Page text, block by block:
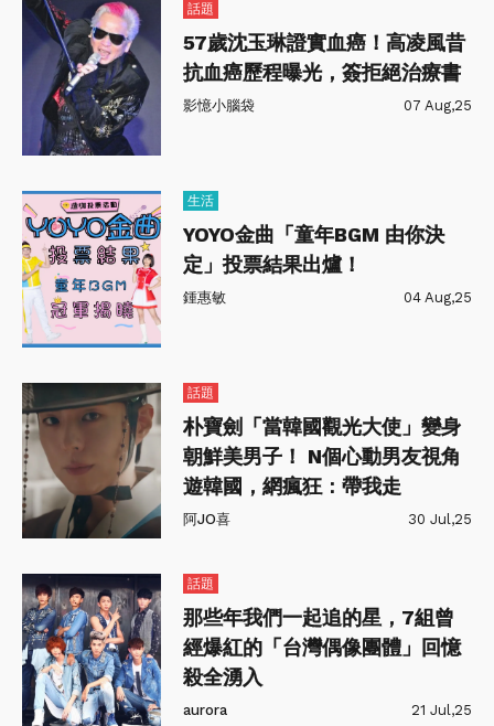
話題
57歲沈玉琳證實血癌！高凌風昔
抗血癌歷程曝光，簽拒絕治療書
影憶小腦袋 07 Aug,25
生活
YOYO金曲「童年BGM 由你決
定」投票結果出爐！
鍾惠敏 04 Aug,25
話題
朴寶劍「當韓國觀光大使」變身
朝鮮美男子！ N個心動男友視角
遊韓國，網瘋狂：帶我走
阿JO喜 30 Jul,25
話題
那些年我們一起追的星，7組曾
經爆紅的「台灣偶像團體」回憶
殺全湧入
aurora 21 Jul,25